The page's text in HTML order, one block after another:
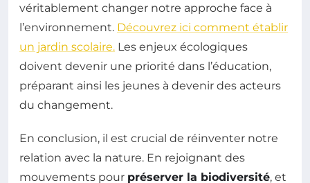
véritablement changer notre approche face à
l’environnement. Découvrez ici comment établir
un jardin scolaire. Les enjeux écologiques
doivent devenir une priorité dans l’éducation,
préparant ainsi les jeunes à devenir des acteurs
du changement.
En conclusion, il est crucial de réinventer notre
relation avec la nature. En rejoignant des
mouvements pour préserver la biodiversité, et